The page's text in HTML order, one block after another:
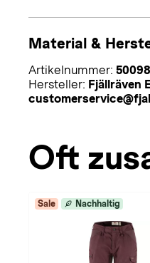
Material &
Artikelnummer:
Hersteller: Fjällräven
Oft
Sale Nachhaltig